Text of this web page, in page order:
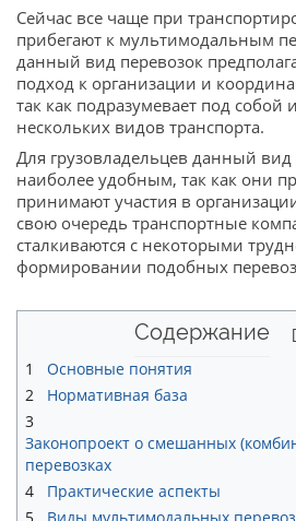
Сейчас все чаще при
прибегают к мультимодальным
данный вид перевозок
подход к организации и
так как подразумевает под собой
нескольких видов транспорта.
Для грузовладельцев данный вид
наиболее удобным, так как они
принимают участия в
свою очередь транспортные
сталкиваются с некоторыми
формировании подобных
Содержание
1
Основные понятия
2
Нормативная база
3
Законопроект о смешанных
перевозках
4
Практические аспекты